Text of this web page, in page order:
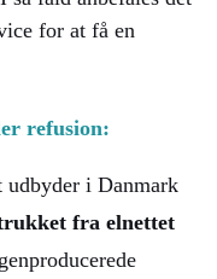
for at få en
refusion:
udbyder i Danmark
fra elnettet